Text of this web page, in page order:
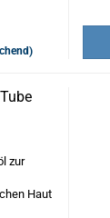
zur
Haut